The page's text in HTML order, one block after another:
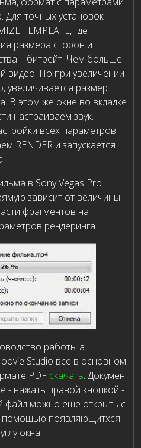
Для точных установок
TEMPLATE, где
размера сторон и
– битрейт. Чем больше
видео. Но при увеличении
увеличивается размер
В этом же окне во вкладке
настраиваем звук.
всех параметров
RENDER и запускается
в Sony Vegas Pro
зависит от величины
фрагментов на
рендеринга.
работы а
Studio все в основном
PDF скачать. Документ
- нажать правой кнопкой -
файл можно еще открыть с
помощью появляющитхся
окна.